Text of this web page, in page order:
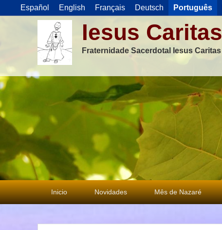
Español English Français Deutsch Português
Iesus Caritas
Fraternidade Sacerdotal Iesus
Menu
principal
Inicio Novidades Mês de Nazaré